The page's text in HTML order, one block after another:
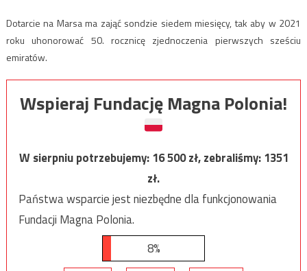
Dotarcie na Marsa ma zająć sondzie siedem miesięcy, tak aby w 2021
roku uhonorować 50. rocznicę zjednoczenia pierwszych sześciu
emiratów.
Wspieraj Fundację Magna Polonia!
W sierpniu potrzebujemy:16 500zł, zebraliśmy:1351
zł.
Państwa wsparcie jest niezbędne dla funkcjonowania
Fundacji Magna Polonia.
8%